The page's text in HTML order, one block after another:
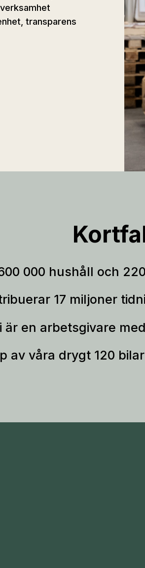
transparens
000 hushåll och
17 miljoner
är en arbetsgivare
av våra drygt 120